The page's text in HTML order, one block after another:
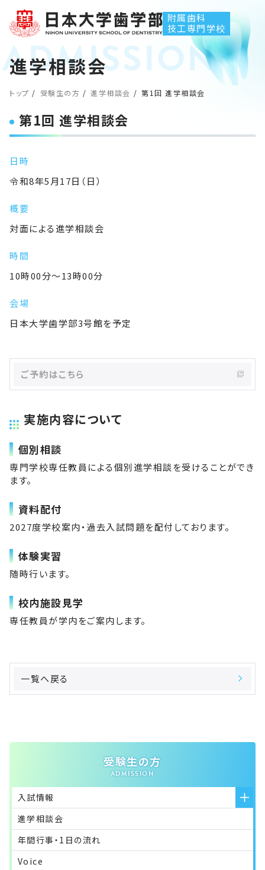
附属歯科
技工専門学校
進学相談会
トップ 受験生の方 進学相談会 第1回 進学相談会
第1回 進学相談会
日時
令和8年5月17日（日）
概要
対面による進学相談会
時間
10時00分～13時00分
会場
日本大学歯学部3号館を予定
ご予約はこちら
実施内容について
個別相談
専門学校専任教員による個別進学相談を受けることができ
ます。
資料配付
2027度学校案内・過去入試問題を配付しております。
体験実習
随時行います。
校内施設見学
専任教員が学内をご案内します。
一覧へ戻る
受験生の方
入試情報
進学相談会
年間行事・1日の流れ
Voice